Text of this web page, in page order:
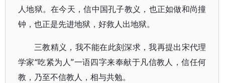
人地狱。在今天，信中国孔子教义，也正如做和尚撞
钟，也正是先进地狱，好救人出地狱。
三教精义，我不能在此刻深求，我再提出宋代理
学家“吃紧为人”一语四字来奉献于凡信教人，信任何
教，乃至不信教人，相与共勉。